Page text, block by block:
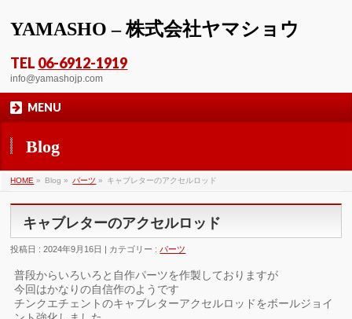
YAMASHO – 株式会社ヤマショウ
TEL 06-6912-1919
info@yamashojp.com
MENU
Blog
HOME » Blog » パーツ » キャブレターのアクセルロッド
キャブレターのアクセルロッド
投稿日 : 2024年9月16日 | カテゴリー : パーツ
普段からいろいろと自作パーツを作製しておりますが
今回はかなりの自信作のようです
チンクエチェントのキャブレターアクセルロッドをボールジョイ